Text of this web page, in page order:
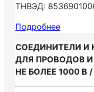
ТНВЭД:
Подробнее
СОЕДИНИТЕЛИ И
ДЛЯ ПРОВОДОВ
НЕ БОЛЕЕ 1000 В /